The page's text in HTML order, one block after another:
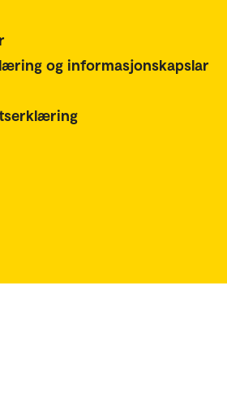
og informasjonskapslar